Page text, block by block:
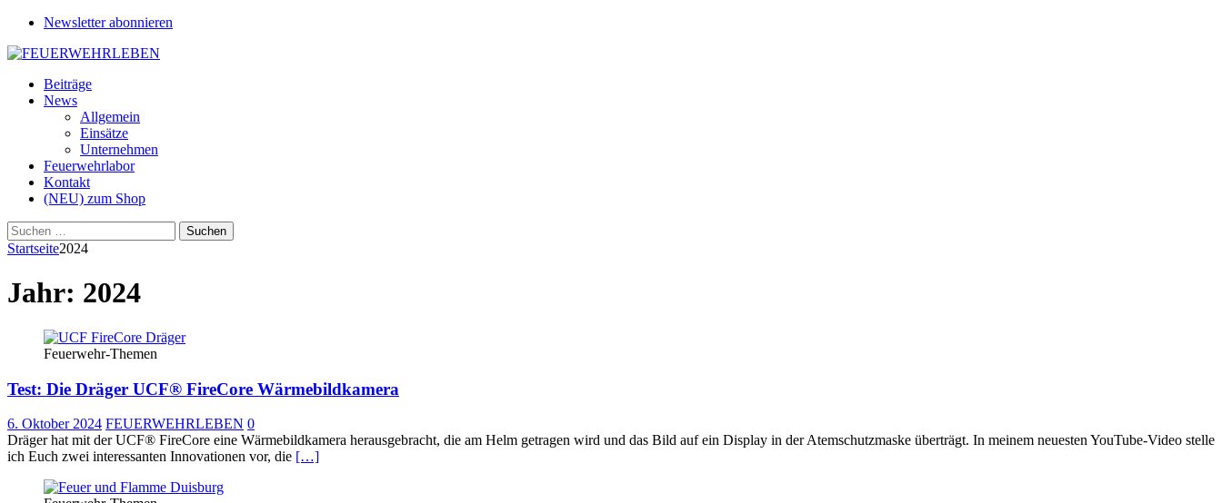
Newsletter abonnieren
Beiträge
News
Allgemein
Einsätze
Unternehmen
Feuerwehrlabor
Kontakt
(NEU) zum Shop
Suchen
nach:
Startseite2024
Jahr: 2024
Feuerwehr-Themen
Test: Die Dräger UCF® FireCore Wärmebildkamera
6. Oktober 2024 FEUERWEHRLEBEN 0
Dräger hat mit der UCF® FireCore eine Wärmebildkamera herausgebracht, die am Helm getragen wird und das Bild auf ein Display in der Atemschutzmaske überträgt. In meinem neuesten YouTube-Video stelle
ich Euch zwei interessanten Innovationen vor, die […]